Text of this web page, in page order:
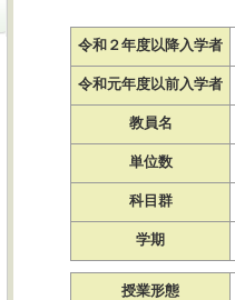
令和２年度以降入学者
令和元年度以前入学者
教員名
単位数
科目群
学期
授業形態